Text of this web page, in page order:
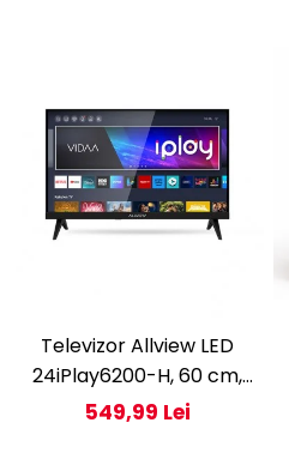
Televizor Allview LED
24iPlay6200-H, 60 cm,
Smart , HD, Clasa E -
549,99 Lei